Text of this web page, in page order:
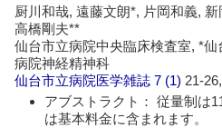
厨川和哉, 遠藤文朗*, 片岡和義,
高橋剛夫**
仙台市立病院中央臨床検査室, *
病院神経精神科
仙台市立病院医学雑誌 7 (1) 21-
アブストラクト： 従量制は
は基本料金に含まれます。